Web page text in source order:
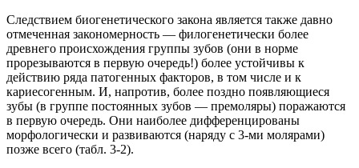
Следствием биогенетического закона является также давно
отмеченная закономерность — филогенетически более
древнего происхождения группы зубов (они в норме
прорезываются в первую очередь!) более устойчивы к
действию ряда патогенных факторов, в том числе и к
кариесогенным. И, напротив, более поздно появляющиеся
зубы (в группе постоянных зубов — премоляры) поражаются
в первую очередь. Они наиболее дифференцированы
морфологически и развиваются (наряду с 3-ми молярами)
позже всего (табл. 3-2).